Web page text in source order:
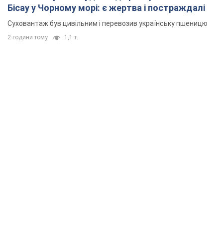
Бісау у Чорному морі: є жертва і постраждалі
Суховантаж був цивільним і перевозив українську пшеницю
2 години тому 1,1 т.